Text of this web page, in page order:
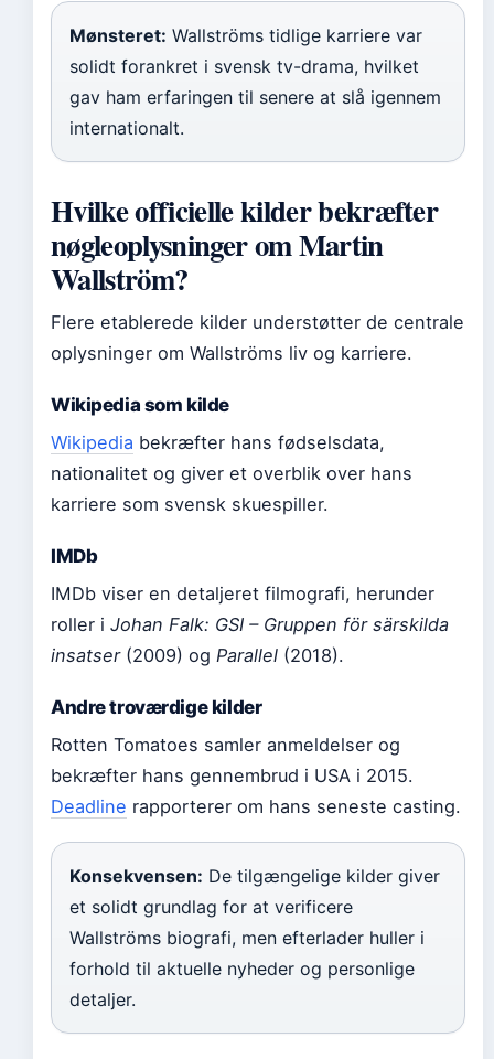
Mønsteret: Wallströms tidlige karriere var
solidt forankret i svensk tv-drama, hvilket
gav ham erfaringen til senere at slå igennem
internationalt.
Hvilke officielle kilder bekræfter
nøgleoplysninger om Martin
Wallström?
Flere etablerede kilder understøtter de centrale
oplysninger om Wallströms liv og karriere.
Wikipedia som kilde
Wikipedia bekræfter hans fødselsdata,
nationalitet og giver et overblik over hans
karriere som svensk skuespiller.
IMDb
IMDb viser en detaljeret filmografi, herunder
roller i Johan Falk: GSI – Gruppen för särskilda
insatser(2009) og Parallel (2018).
Andre troværdige kilder
Rotten Tomatoes samler anmeldelser og
bekræfter hans gennembrud i USA i 2015.
Deadline rapporterer om hans seneste casting.
Konsekvensen: De tilgængelige kilder giver
et solidt grundlag for at verificere
Wallströms biografi, men efterlader huller i
forhold til aktuelle nyheder og personlige
detaljer.